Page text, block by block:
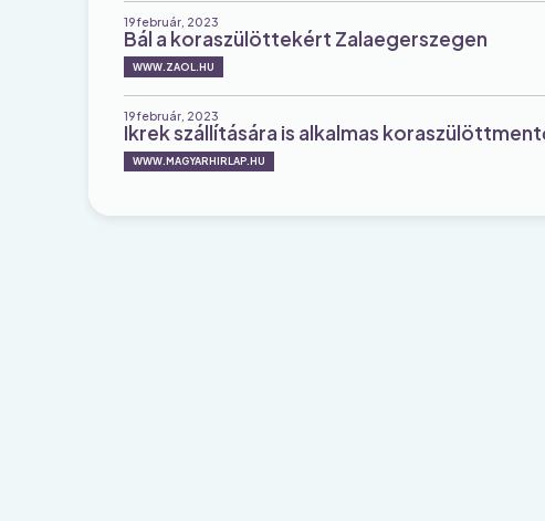
19 február, 2023
Bál a koraszülöttekért Zalaegerszegen
WWW.ZAOL.HU
19 február, 2023
Ikrek szállítására is alkalmas
WWW.MAGYARHIRLAP.HU